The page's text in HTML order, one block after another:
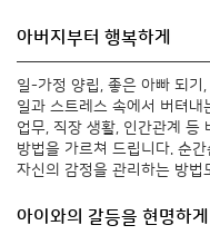
아버지부터 행복하게
일-가정 양립, 좋은 아빠 되기
일과 스트레스 속에서 버텨
업무, 직장 생활, 인간관계 등
방법을 가르쳐 드립니다. 순
자신의 감정을 관리하는 방법
아이와의 갈등을 현명하